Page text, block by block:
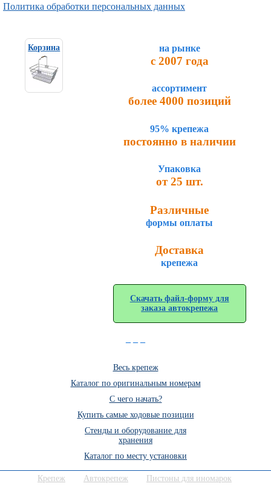
Политика обработки персональных данных
Корзина на рынке
с 2007 года
ассортимент
более 4000 позиций
95% крепежа
постоянно в наличии
Упаковка
от 25 шт.
Различные
формы оплаты
Доставка
крепежа
Скачать файл-форму для
заказа автокрепежа
Весь крепеж
Каталог по оригинальным номерам
C чего начать?
Купить самые ходовые позиции
Стенды и оборудование для
хранения
Каталог по месту установки
Крепеж Автокрепеж Пистоны для иномарок